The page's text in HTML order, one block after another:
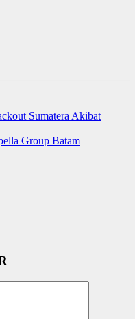
Sumatera Akibat
Group Batam